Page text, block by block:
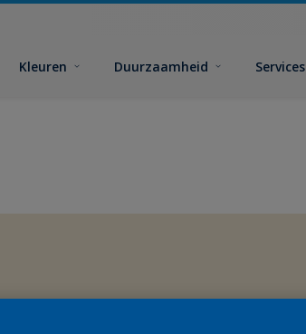
Kleuren Duurzaamheid Services